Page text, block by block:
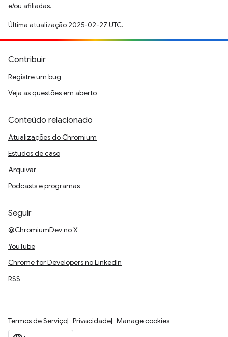
e/ou afiliadas.
Última atualização 2025-02-27 UTC.
Contribuir
Registre um bug
Veja as questões em aberto
Conteúdo relacionado
Atualizações do Chromium
Estudos de caso
Arquivar
Podcasts e programas
Seguir
@ChromiumDev no X
YouTube
Chrome for Developers no LinkedIn
RSS
Termos de Serviço Privacidade Manage cookies